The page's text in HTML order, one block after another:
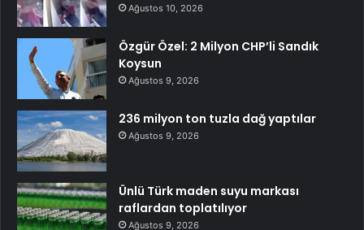
Ağustos 10, 2026
Özgür Özel: 2 Milyon CHP’li Sandık
Koysun
Ağustos 9, 2026
236 milyon ton tuzla dağ yaptılar
Ağustos 9, 2026
Ünlü Türk maden suyu markası
raflardan toplatılıyor
Ağustos 9, 2026